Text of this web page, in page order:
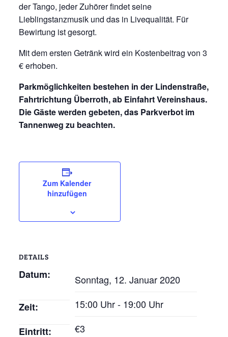
der Tango, jeder Zuhörer findet seine
Lieblingstanzmusik und das in Livequalität. Für
Bewirtung ist gesorgt.
Mit dem ersten Getränk wird ein Kostenbeitrag von 3
€ erhoben.
Parkmöglichkeiten bestehen in der Lindenstraße,
Fahrtrichtung Überroth, ab Einfahrt Vereinshaus.
Die Gäste werden gebeten, das Parkverbot im
Tannenweg zu beachten.
Zum Kalender
hinzufügen
DETAILS
Datum: Sonntag, 12. Januar 2020
Zeit: 15:00 Uhr - 19:00 Uhr
Eintritt: €3